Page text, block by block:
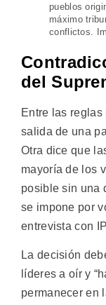
pueblos
máximo
conflictos.
del
Entre las
salida de una
Otra dice que
mayoría de los
posible sin una
se impone por
entrevista con
La decisión
líderes a oír y
permanecer en